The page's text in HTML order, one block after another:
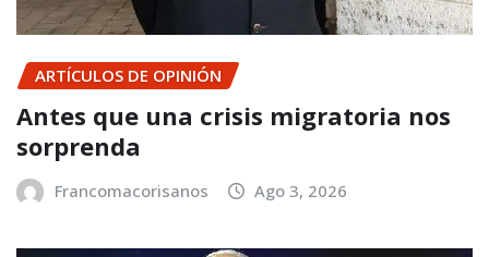
ARTÍCULOS DE OPINIÓN
Antes que una crisis migratoria nos
sorprenda
Francomacorisanos Ago 3, 2026